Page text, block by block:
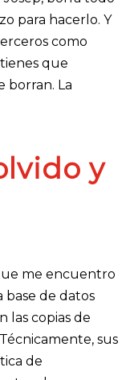
para hacerlo. Y
como
que
borran. La
y
me encuentro
base de datos
las copias de
sus
de